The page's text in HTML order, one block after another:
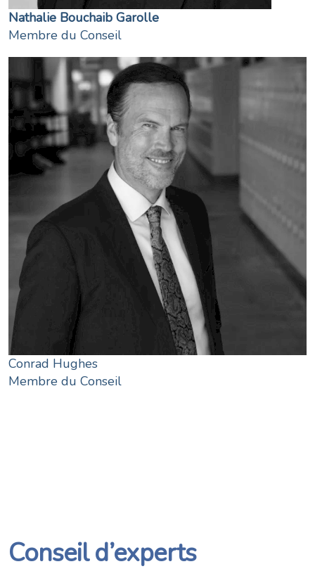
Nathalie Bouchaib Garolle
Membre du Conseil
Conrad Hughes
Membre du Conseil
Conseil d’experts